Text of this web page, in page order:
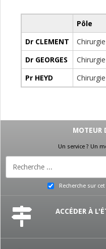
Pôle
Dr CLEMENT
Dr GEORGES
Pr HEYD
MOTEUR
Un service ? Un
Recherche sur
ACCÉDER À